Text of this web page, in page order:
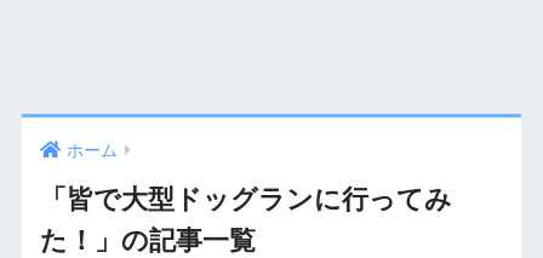
ホーム
「皆で大型ドッグランに行ってみ
た！」の記事一覧